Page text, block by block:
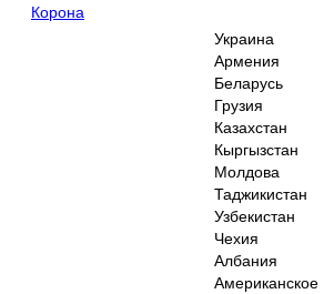
Корона
Украина
Армения
Беларусь
Грузия
Казахстан
Кыргызстан
Молдова
Таджикистан
Узбекистан
Чехия
Албания
Американское